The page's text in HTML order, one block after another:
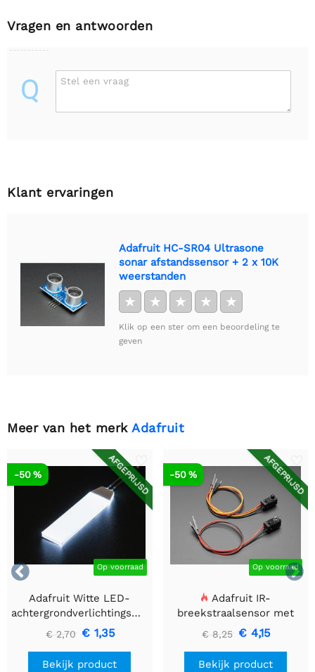
Vragen en antwoorden
Q Stel een vraag
Klant ervaringen
Adafruit HC-SR04 Ultrasone
sonar afstandssensor + 2 x 10K
weerstanden
★ ★ ★ ★ ★
Klik op een ster om een beoordeling te
geven
Meer van het merk Adafruit


AFGEPRIJSD
Op voorraad
-50 %
Adafruit Witte LED-
achtergrondverlichtingsmodule
- Klein 12 mm x 40 mm
€ 2,70 € 1,35
Bekijk product
AFGEPRIJSD
Op voorraad
-50 %
Adafruit IR-
breekstraalsensor met
premium draadheader
header einden - 5 mm
LED's
€ 8,25 € 4,15
Bekijk product